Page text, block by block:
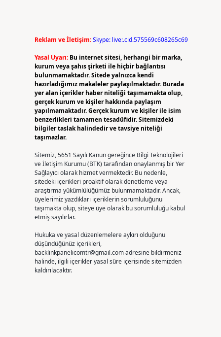
Reklam ve İletişim:Skype: live:.cid.575569c608265c69
Yasal Uyarı: Bu internet sitesi, herhangi bir marka,
kurum veya şahıs şirketi ile hiçbir bağlantısı
bulunmamaktadır. Sitede yalnızca kendi
hazırladığımız makaleler paylaşılmaktadır. Burada
yer alan içerikler haber niteliği taşımamakta olup,
gerçek kurum ve kişiler hakkında paylaşım
yapılmamaktadır. Gerçek kurum ve kişiler ile isim
benzerlikleri tamamen tesadüfidir. Sitemizdeki
bilgiler taslak halindedir ve tavsiye niteliği
taşımazlar.
Sitemiz, 5651 Sayılı Kanun gereğince Bilgi Teknolojileri
ve İletişim Kurumu (BTK) tarafından onaylanmış bir Yer
Sağlayıcı olarak hizmet vermektedir. Bu nedenle,
sitedeki içerikleri proaktif olarak denetleme veya
araştırma yükümlülüğümüz bulunmamaktadır. Ancak,
üyelerimiz yazdıkları içeriklerin sorumluluğunu
taşımakta olup, siteye üye olarak bu sorumluluğu kabul
etmiş sayılırlar.
Hukuka ve yasal düzenlemelere aykırı olduğunu
düşündüğünüz içerikleri,
backlinkpanelicomtr@gmail.comadresine bildirmeniz
halinde, ilgili içerikler yasal süre içerisinde sitemizden
kaldırılacaktır.